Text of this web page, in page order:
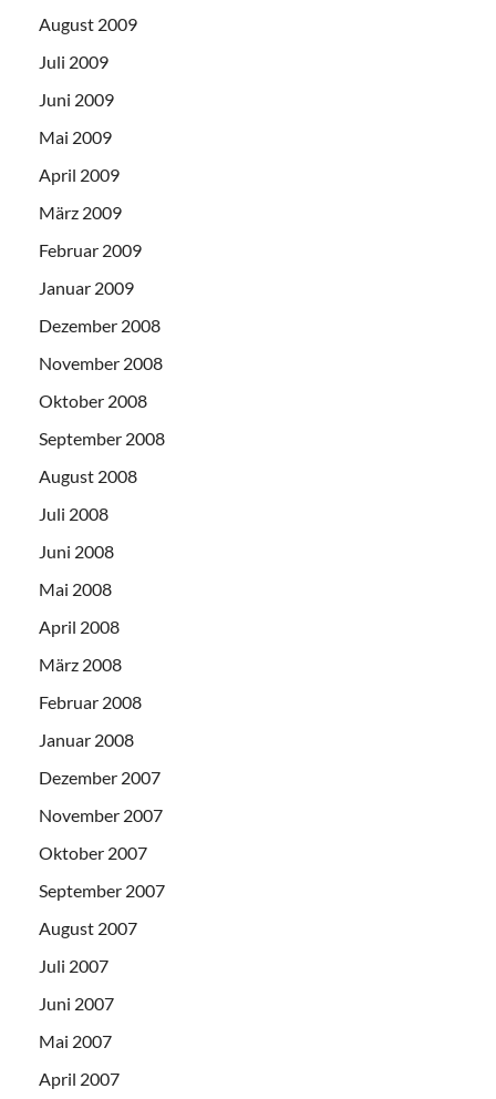
August 2009
Juli 2009
Juni 2009
Mai 2009
April 2009
März 2009
Februar 2009
Januar 2009
Dezember 2008
November 2008
Oktober 2008
September 2008
August 2008
Juli 2008
Juni 2008
Mai 2008
April 2008
März 2008
Februar 2008
Januar 2008
Dezember 2007
November 2007
Oktober 2007
September 2007
August 2007
Juli 2007
Juni 2007
Mai 2007
April 2007